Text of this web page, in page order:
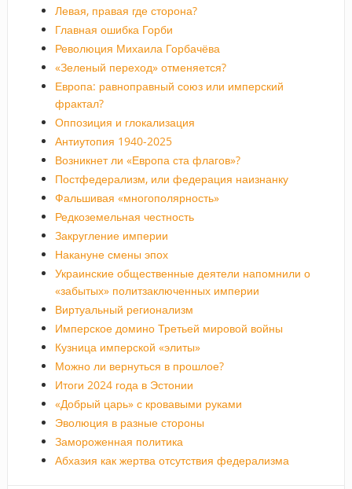
Левая, правая где сторона?
Главная ошибка Горби
Революция Михаила Горбачёва
«Зеленый переход» отменяется?
Европа: равноправный союз или имперский
фрактал?
Оппозиция и глокализация
Антиутопия 1940-2025
Возникнет ли «Европа ста флагов»?
Постфедерализм, или федерация наизнанку
Фальшивая «многополярность»
Редкоземельная честность
Закругление империи
Накануне смены эпох
Украинские общественные деятели напомнили о
«забытых» политзаключенных империи
Виртуальный регионализм
Имперское домино Третьей мировой войны
Кузница имперской «элиты»
Можно ли вернуться в прошлое?
Итоги 2024 года в Эстонии
«Добрый царь» с кровавыми руками
Эволюция в разные стороны
Замороженная политика
Абхазия как жертва отсутствия федерализма